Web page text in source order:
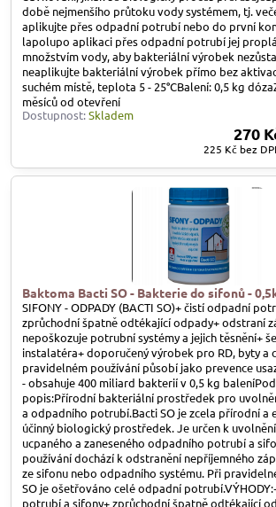
době nejmenšího průtoku vody systémem, tj.
aplikujte přes odpadní potrubí nebo do první
lapolupo aplikaci přes odpadní potrubí jej
množstvím vody, aby bakteriální výrobek
neaplikujte bakteriální výrobek přímo bez
suchém místě, teplota 5 - 25°CBalení: 0,5 kg
měsíců od otevření
Dostupnost:Skladem
270
225 Kč bez
Baktoma Bacti SO - Bakterie do sifonů -
SIFONY - ODPADY (BACTI SO)+ čistí odpadní
zprůchodní špatně odtékající odpady+ odstraní
nepoškozuje potrubní systémy a jejich těsnění+
instalatéra+ doporučený výrobek pro RD, byty a
pravidelném používání působí jako prevence
- obsahuje 400 miliard bakterií v 0,5 kg
popis:Přírodní bakteriální prostředek pro
a odpadního potrubí.Bacti SO je zcela přírodní a
účinný biologický prostředek. Je určen k
ucpaného a zaneseného odpadního potrubí a
používání dochází k odstranění nepříjemného
ze sifonu nebo odpadního systému. Při
SO je ošetřováno celé odpadní
potrubí a sifony+ zprůchodní špatně odtékající